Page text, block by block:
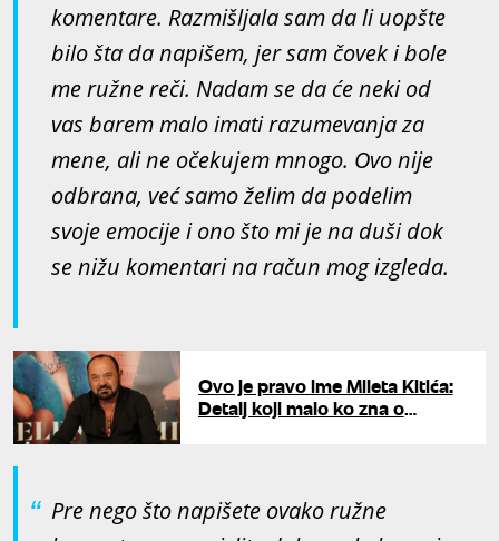
komentare. Razmišljala sam da li uopšte
bilo šta da napišem, jer sam čovek i bole
me ružne reči. Nadam se da će neki od
vas barem malo imati razumevanja za
mene, ali ne očekujem mnogo. Ovo nije
odbrana, već samo želim da podelim
svoje emocije i ono što mi je na duši dok
se nižu komentari na račun mog izgleda.
Ovo je pravo ime Mileta Kitića:
Detalj koji malo ko zna o
Pre nego što napišete ovako ružne